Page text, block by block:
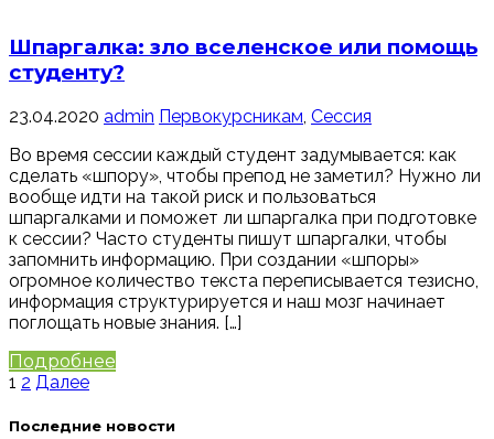
Шпаргалка: зло вселенское или помощь
студенту?
23.04.2020 admin Первокурсникам, Сессия
Во время сессии каждый студент задумывается: как
сделать «шпору», чтобы препод не заметил? Нужно ли
вообще идти на такой риск и пользоваться
шпаргалками и поможет ли шпаргалка при подготовке
к сессии? Часто студенты пишут шпаргалки, чтобы
запомнить информацию. При создании «шпоры»
огромное количество текста переписывается тезисно,
информация структурируется и наш мозг начинает
поглощать новые знания. […]
Подробнее
Пагинация
записей
1 2 Далее
Последние новости